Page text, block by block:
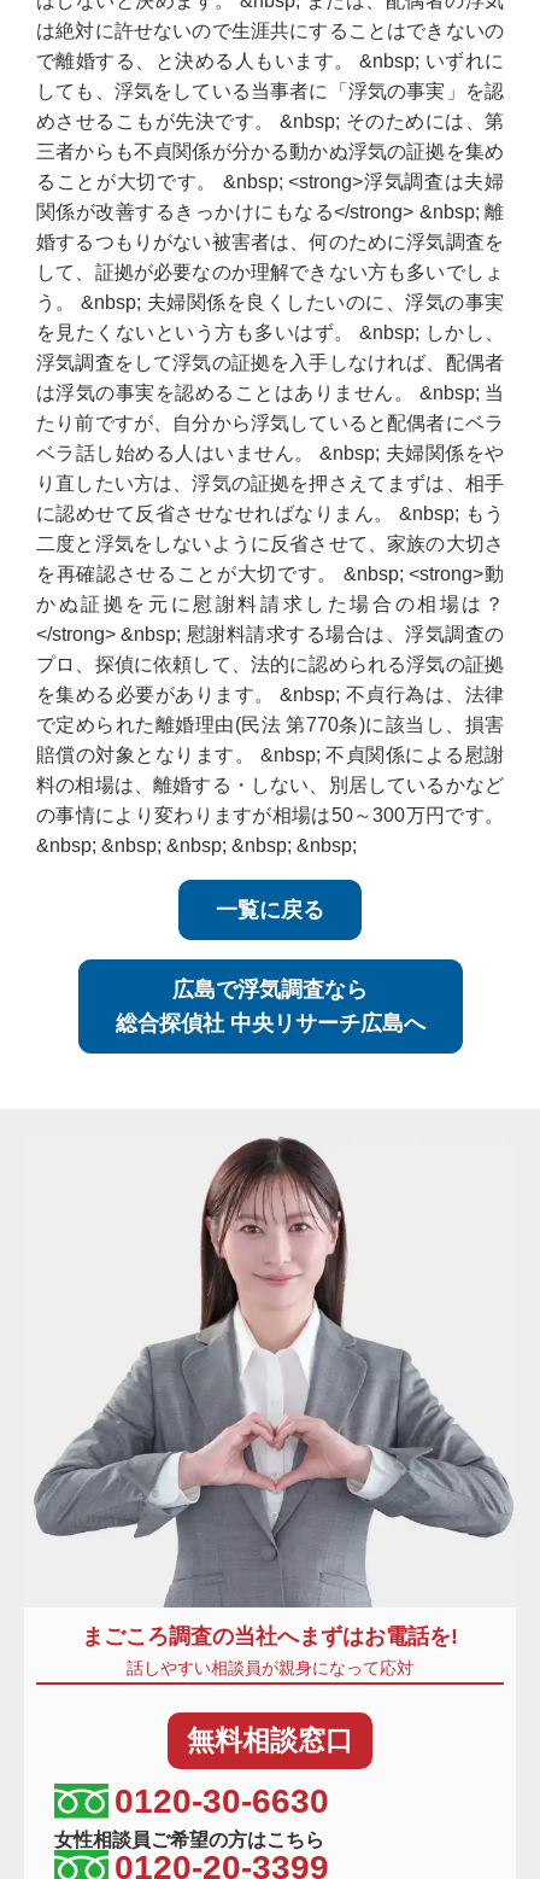
は絶対に許せないので生涯共にすることはできないの
で離婚する、と決める人もいます。 &nbsp; いずれに
しても、浮気をしている当事者に「浮気の事実」を認
めさせるこもが先決です。 &nbsp; そのためには、第
三者からも不貞関係が分かる動かぬ浮気の証拠を集め
ることが大切です。 &nbsp; <strong>浮気調査は夫婦
関係が改善するきっかけにもなる</strong> &nbsp; 離
婚するつもりがない被害者は、何のために浮気調査を
して、証拠が必要なのか理解できない方も多いでしょ
う。 &nbsp; 夫婦関係を良くしたいのに、浮気の事実
を見たくないという方も多いはず。 &nbsp; しかし、
浮気調査をして浮気の証拠を入手しなければ、配偶者
は浮気の事実を認めることはありません。 &nbsp; 当
たり前ですが、自分から浮気していると配偶者にベラ
ベラ話し始める人はいません。 &nbsp; 夫婦関係をや
り直したい方は、浮気の証拠を押さえてまずは、相手
に認めせて反省させなせればなりまん。 &nbsp; もう
二度と浮気をしないように反省させて、家族の大切さ
を再確認させることが大切です。 &nbsp; <strong>動
かぬ証拠を元に慰謝料請求した場合の相場は？
</strong> &nbsp; 慰謝料請求する場合は、浮気調査の
プロ、探偵に依頼して、法的に認められる浮気の証拠
を集める必要があります。 &nbsp; 不貞行為は、法律
で定められた離婚理由(民法 第770条)に該当し、損害
賠償の対象となります。 &nbsp; 不貞関係による慰謝
料の相場は、離婚する・しない、別居しているかなど
の事情により変わりますが相場は50～300万円です。
&nbsp; &nbsp; &nbsp; &nbsp; &nbsp;
一覧に戻る
広島で浮気調査なら
総合探偵社 中央リサーチ広島へ
まごころ調査の当社へまずはお電話を!
話しやすい相談員が親身になって応対
無料相談窓口
0120-30-6630
女性相談員ご希望の方はこちら
0120-20-3399